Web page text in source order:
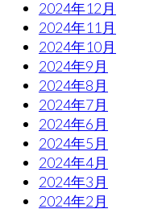
2024年12月
2024年11月
2024年10月
2024年9月
2024年8月
2024年7月
2024年6月
2024年5月
2024年4月
2024年3月
2024年2月